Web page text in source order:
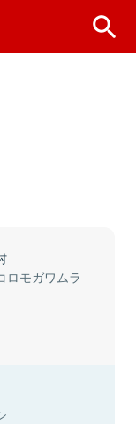
ロモガワムラ